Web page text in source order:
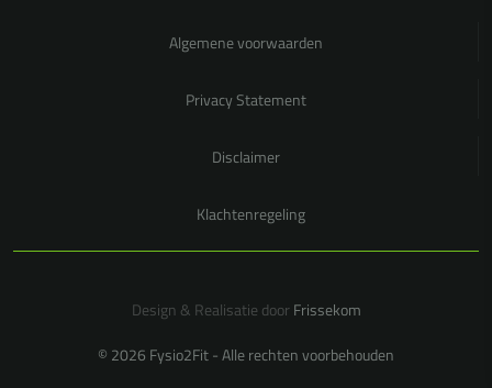
© 2026 Fysio2Fit - Alle rechten voorbehouden
Algemene voorwaarden
Privacy Statement
Disclaimer
Klachtenregeling
Design & Realisatie doorFrissekom